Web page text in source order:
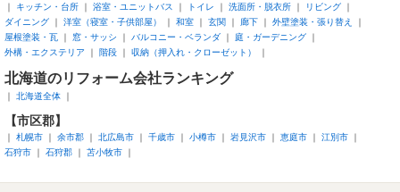
キッチン・台所 浴室・ユニットバス トイレ 洗面所・脱衣所
リビング
ダイニング
洋室（寝室・子供部屋） 和室 玄関 廊下
外壁塗装・張り替え
屋根塗装・瓦
窓・サッシ バルコニー・ベランダ
庭・ガーデニング
外構・エクステリア
階段 収納（押入れ・クローゼット）
北海道のリフォーム会社ランキング
北海道全体
【市区郡】
札幌市 余市郡 北広島市 千歳市 小樽市 岩見沢市 恵庭市
江別市
石狩市
石狩郡 苫小牧市